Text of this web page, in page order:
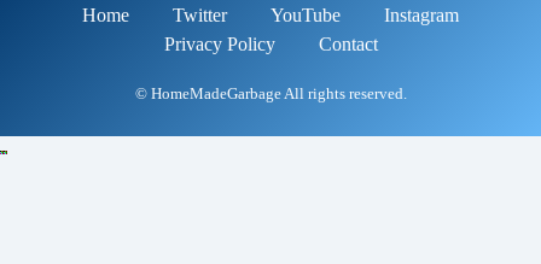
Home Twitter YouTube
Instagram
Privacy Policy
Contact
© HomeMadeGarbage All rights reserved.